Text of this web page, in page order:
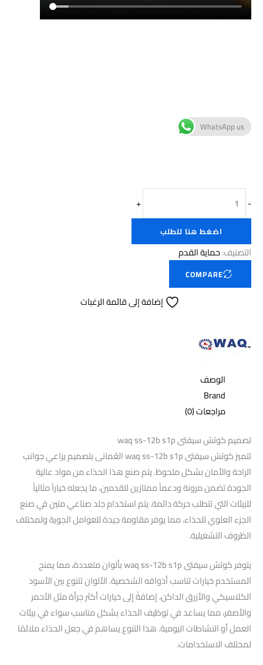
WhatsApp us
-
+
اضغط هنا للطلب
التصنيف:حماية القدم
COMPARE
إضافة إلى قائمة الرغبات
الوصف
Brand
مراجعات (0)
تصميم كوتش سيفتى waq ss-12b s1p
تتميز كوتش سيفتى waq ss-12b s1p العُمانى بتصميم يراعي جوانب
الراحة والأمان بشكل ملحوظ. يتم صنع هذا الحذاء من مواد عالية
الجودة تضمن مرونة ودعماً ممتازين للقدمين، ما يجعله خياراً مثالياً
للبيئات التي تتطلب حركة دائمة. يتم استخدام جلد صناعي متين في صنع
الجزء العلوي للحذاء، مما يوفر مقاومة جيدة للعوامل الجوية ولمختلف
الظروف التشغيلية.
يتوفر كوتش سيفتى waq ss-12b s1p بألوان متعددة، مما يمنح
المستخدم خيارات تناسب أذواقه الشخصية. الألوان تتنوع بين الأسود
الكلاسيكي والأزرق الداكن، إضافةً إلى خيارات أكثر جرأة مثل الأحمر
والأصفر، مما يساعد في توظيف الحذاء بشكل مناسب سواء في بيئات
العمل أو النشاطات اليومية. هذا التنوع يساهم في جعل الحذاء ملائمًا
لمختلف الاستخدامات.